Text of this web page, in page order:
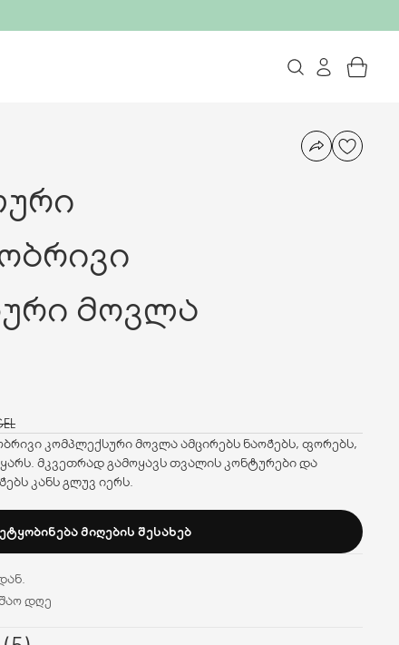
მოვლა
კომპლექსური მოვლა ამცირებს ნაოჭებს, ფორებს,
მკვეთრად გამოყავს თვალის კონტურები და
კანს გლუვ იერს.
ᲛᲘᲦᲔᲑᲘᲡ ᲨᲔᲡᲐᲮᲔᲑ
დღე